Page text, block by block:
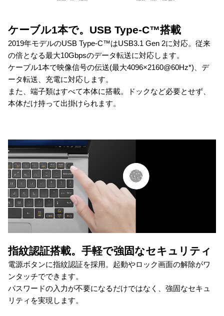
ケーブル1本で。USB Type-C™搭載
2019年モデルのUSB Type-C™はUSB3.1 Gen 2に対応。従来
の倍となる最大10Gbpsのデータ転送に対応します。
ケーブル1本で映像信号の伝送(最大4096×2160@60Hz*)、デ
ータ転送、充電に対応します。
また、端子類はすべて本体に搭載。ドックなど必要とせず、
本体だけ持って出掛けられます。
指紋認証搭載。手軽で強固なセキュリティ
電源ボタンに指紋認証を採用。起動やロック画面の解除がワ
ンタッチでできます。
パスワードの入力が不要になるだけではなく、強固なセキュ
リティを実現します。